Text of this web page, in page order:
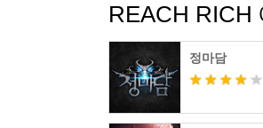
REACH RICH
정마담